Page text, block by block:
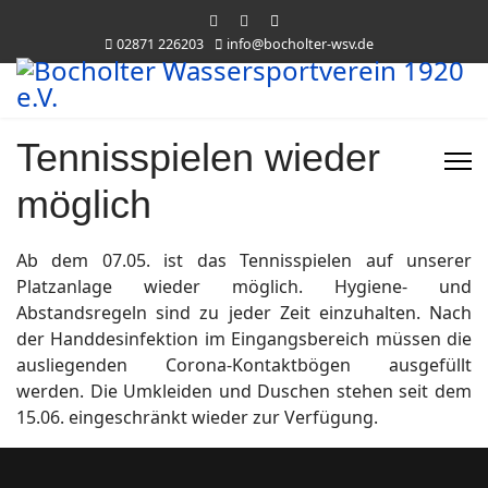
02871 226203 info@bocholter-wsv.de
Tennisspielen wieder
möglich
Ab dem 07.05. ist das Tennisspielen auf unserer
Platzanlage wieder möglich. Hygiene- und
Abstandsregeln sind zu jeder Zeit einzuhalten. Nach
der Handdesinfektion im Eingangsbereich müssen die
ausliegenden Corona-Kontaktbögen ausgefüllt
werden. Die Umkleiden und Duschen stehen seit dem
15.06. eingeschränkt wieder zur Verfügung.